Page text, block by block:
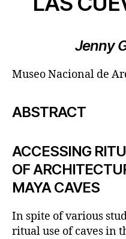
Jenny
Museo Nacional de
ABSTRACT
ACCESSING
OF
MAYA CAVES
In spite of various
ritual use of caves in